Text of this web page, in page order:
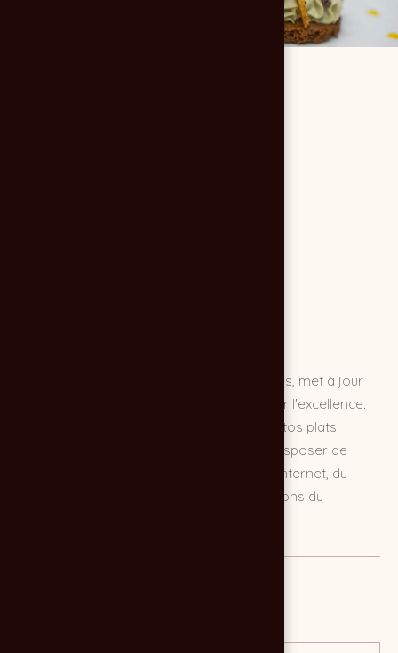
Lorsqu'un restaurant tel que LE PITEY à Arès, met à jour
sa carte, tout doit être fait pour en montrer l'excellence.
Nous avons donc réaliser une séance photos plats
dédiée à cet événement. L'idée étant de disposer de
visuels qualitatifs pour mise à jour du site internet, du
menu ainsi que de toutes les communications du